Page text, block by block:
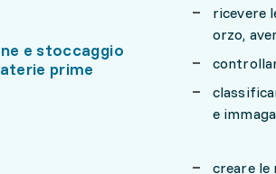
e stoccaggio
prime
ricevere
orzo,
e
creare le